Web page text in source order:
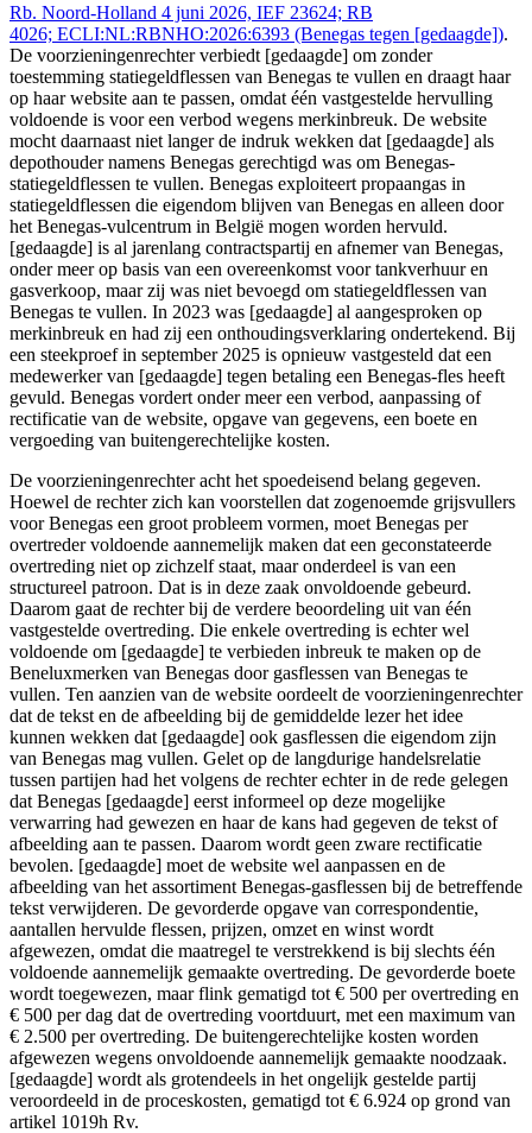
Rb. Noord-Holland 4 juni 2026, IEF 23624; RB
4026; ECLI:NL:RBNHO:2026:6393 (Benegas tegen [gedaagde]).
De voorzieningenrechter verbiedt [gedaagde] om zonder
toestemming statiegeldflessen van Benegas te vullen en draagt haar
op haar website aan te passen, omdat één vastgestelde hervulling
voldoende is voor een verbod wegens merkinbreuk. De website
mocht daarnaast niet langer de indruk wekken dat [gedaagde] als
depothouder namens Benegas gerechtigd was om Benegas-
statiegeldflessen te vullen. Benegas exploiteert propaangas in
statiegeldflessen die eigendom blijven van Benegas en alleen door
het Benegas-vulcentrum in België mogen worden hervuld.
[gedaagde] is al jarenlang contractspartij en afnemer van Benegas,
onder meer op basis van een overeenkomst voor tankverhuur en
gasverkoop, maar zij was niet bevoegd om statiegeldflessen van
Benegas te vullen. In 2023 was [gedaagde] al aangesproken op
merkinbreuk en had zij een onthoudingsverklaring ondertekend. Bij
een steekproef in september 2025 is opnieuw vastgesteld dat een
medewerker van [gedaagde] tegen betaling een Benegas-fles heeft
gevuld. Benegas vordert onder meer een verbod, aanpassing of
rectificatie van de website, opgave van gegevens, een boete en
vergoeding van buitengerechtelijke kosten.
De voorzieningenrechter acht het spoedeisend belang gegeven.
Hoewel de rechter zich kan voorstellen dat zogenoemde grijsvullers
voor Benegas een groot probleem vormen, moet Benegas per
overtreder voldoende aannemelijk maken dat een geconstateerde
overtreding niet op zichzelf staat, maar onderdeel is van een
structureel patroon. Dat is in deze zaak onvoldoende gebeurd.
Daarom gaat de rechter bij de verdere beoordeling uit van één
vastgestelde overtreding. Die enkele overtreding is echter wel
voldoende om [gedaagde] te verbieden inbreuk te maken op de
Beneluxmerken van Benegas door gasflessen van Benegas te
vullen. Ten aanzien van de website oordeelt de voorzieningenrechter
dat de tekst en de afbeelding bij de gemiddelde lezer het idee
kunnen wekken dat [gedaagde] ook gasflessen die eigendom zijn
van Benegas mag vullen. Gelet op de langdurige handelsrelatie
tussen partijen had het volgens de rechter echter in de rede gelegen
dat Benegas [gedaagde] eerst informeel op deze mogelijke
verwarring had gewezen en haar de kans had gegeven de tekst of
afbeelding aan te passen. Daarom wordt geen zware rectificatie
bevolen. [gedaagde] moet de website wel aanpassen en de
afbeelding van het assortiment Benegas-gasflessen bij de betreffende
tekst verwijderen. De gevorderde opgave van correspondentie,
aantallen hervulde flessen, prijzen, omzet en winst wordt
afgewezen, omdat die maatregel te verstrekkend is bij slechts één
voldoende aannemelijk gemaakte overtreding. De gevorderde boete
wordt toegewezen, maar flink gematigd tot € 500 per overtreding en
€ 500 per dag dat de overtreding voortduurt, met een maximum van
€ 2.500 per overtreding. De buitengerechtelijke kosten worden
afgewezen wegens onvoldoende aannemelijk gemaakte noodzaak.
[gedaagde] wordt als grotendeels in het ongelijk gestelde partij
veroordeeld in de proceskosten, gematigd tot € 6.924 op grond van
artikel 1019h Rv.